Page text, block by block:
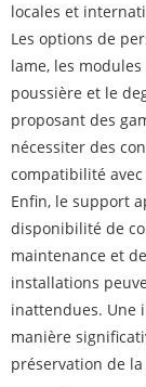
locales et
Les options de
lame, les
poussière et le
proposant des
nécessiter des
compatibilité
Enfin, le support
disponibilité de
maintenance et
installations
inattendues. Une
manière
préservation de